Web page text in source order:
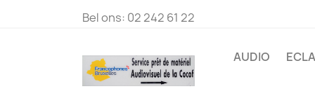
Bel ons: 02 242 61 22
AUDIO